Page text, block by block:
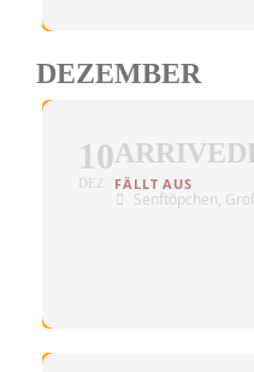
DEZEMBER
10
DEZ.
Senftöpchen,